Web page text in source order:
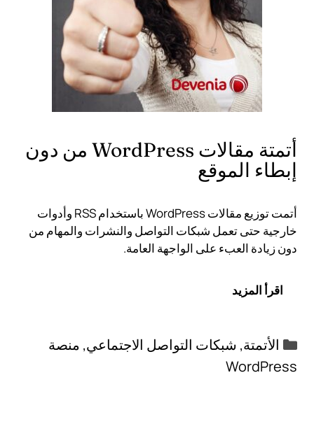
أتمتة مقالات WordPress من دون
إبطاء الموقع
أتمت توزيع مقالات WordPress باستخدام RSS وأدوات
خارجية حتى تعمل شبكات التواصل والنشرات والمهام من
دون زيادة العبء على الواجهة العامة.
اقرأ المزيد
التصنيفات
الأتمتة, شبكات التواصل الاجتماعي, منصة
WordPress